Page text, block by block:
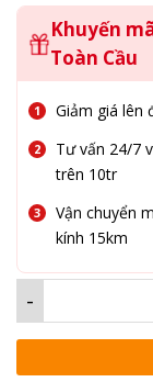
Khuyến
Toàn Cầu
Giảm giá lên
Tư vấn 24/7
trên 10tr
Vận chuyển
kính 15km
-